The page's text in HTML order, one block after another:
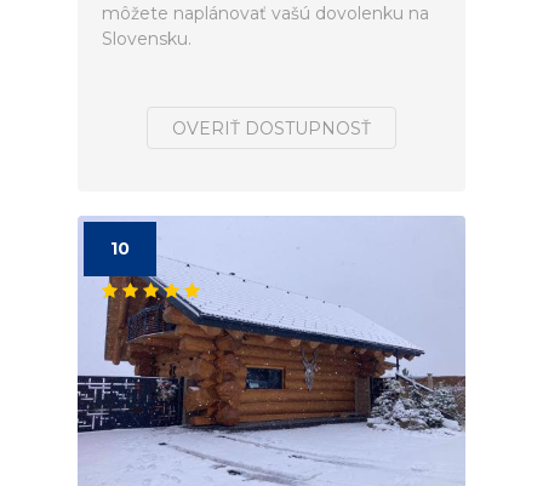
môžete naplánovať vašú dovolenku na
Slovensku.
OVERIŤ DOSTUPNOSŤ
10